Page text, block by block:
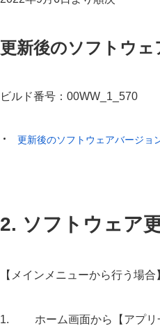
更新後のソフトウェ
ビルド番号：00WW_1_570
更新後のソフトウェアバージョ
2. ソフトウェア
【メインメニューから行う場合
ホーム画面から【アプ